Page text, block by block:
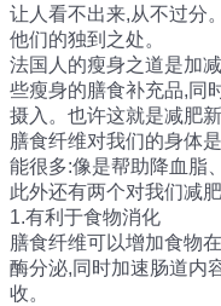
让人看不出来,从不过分
他们的独到之处。
法国人的瘦身之道是加
些瘦身的膳食补充品,同
摄入。也许这就是减肥
膳食纤维对我们的身体
能很多:像是帮助降血脂
此外还有两个对我们减
1.有利于食物消化
膳食纤维可以增加食物
酶分泌,同时加速肠道内
收。